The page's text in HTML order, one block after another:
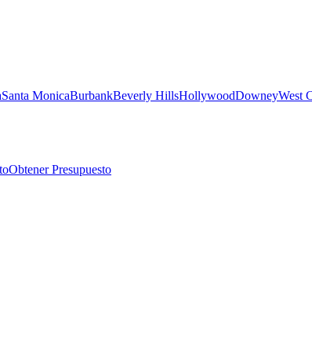
Santa MonicaBurbankBeverly HillsHollywoodDowneyWest
Obtener Presupuesto